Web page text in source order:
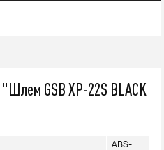
GSB XP-22S BLACK
ABS-